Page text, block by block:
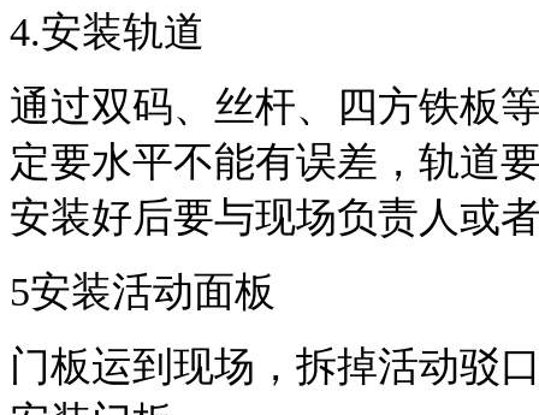
4.安装轨道
通过双码、丝杆、四方铁板
定要水平不能有误差，轨道
安装好后要与现场负责人或
5安装活动面板
门板运到现场，拆掉活动驳